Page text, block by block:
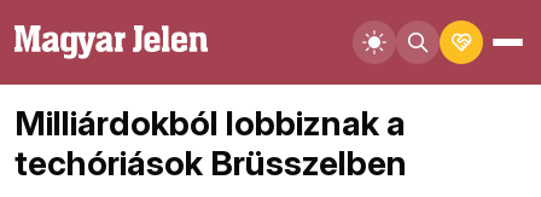
Milliárdokból lobbiznak a
techóriások Brüsszelben